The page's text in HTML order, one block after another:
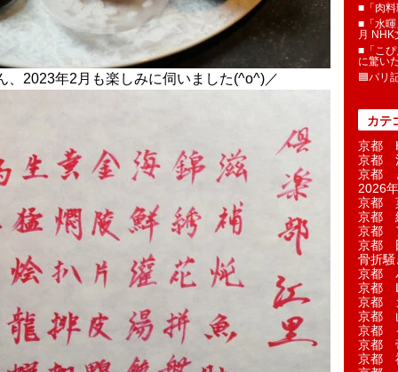
、2023年2月も楽しみに伺いました(^o^)／
■「肉
■「水
月 NHK
■「こ
に驚い
🟦パリ
カテ
京都
京都
京都
2026
京都
京都
京都
京都
骨折騒
京都
京都
京都
京都
京都
京都
京都